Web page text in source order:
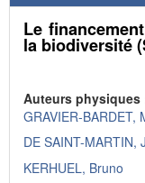
Le
la biodiversité
Auteurs physiques
GRAVIER-BARDET,
DE SAINT-MARTIN,
KERHUEL, Bruno